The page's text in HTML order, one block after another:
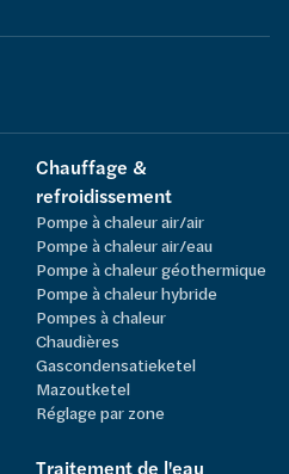
Chauffage &
refroidissement
Pompe à chaleur air/air
Pompe à chaleur air/eau
Pompe à chaleur géothermique
Pompe à chaleur hybride
Pompes à chaleur
Chaudières
Gascondensatieketel
Mazoutketel
Réglage par zone
Traitement de l'eau